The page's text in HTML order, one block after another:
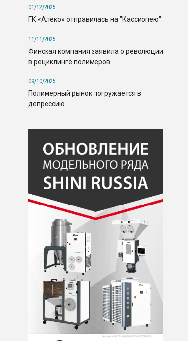
01/12/2025
ГК «Алеко» отправилась на "Кассиопею"
11/11/2025
Финская компания заявила о революции
в рециклинге полимеров
09/10/2025
Полимерный рынок погружается в
депрессию